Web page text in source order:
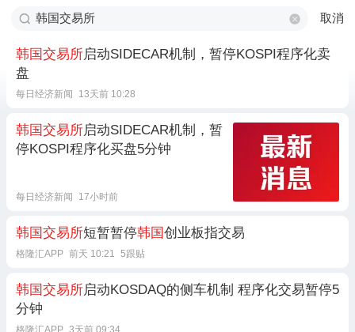
取消
韩国交易所启动SIDECAR机制，暂停KOSPI程序化卖
盘
每日经济新闻 13天前 10:28
韩国交易所启动SIDECAR机制，暂
停KOSPI程序化买盘5分钟
每日经济新闻 17小时前
韩国交易所短暂暂停韩国创业板指交易
格隆汇APP 前天 10:21 5跟贴
韩国交易所启动KOSDAQ的侧车机制 程序化交易暂停5
分钟